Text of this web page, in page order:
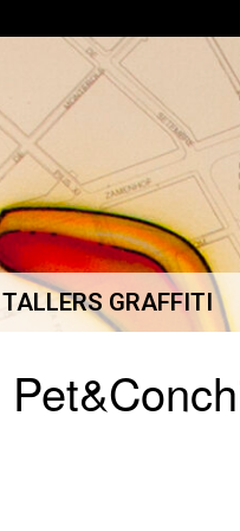
TALLERS GRAFFITI